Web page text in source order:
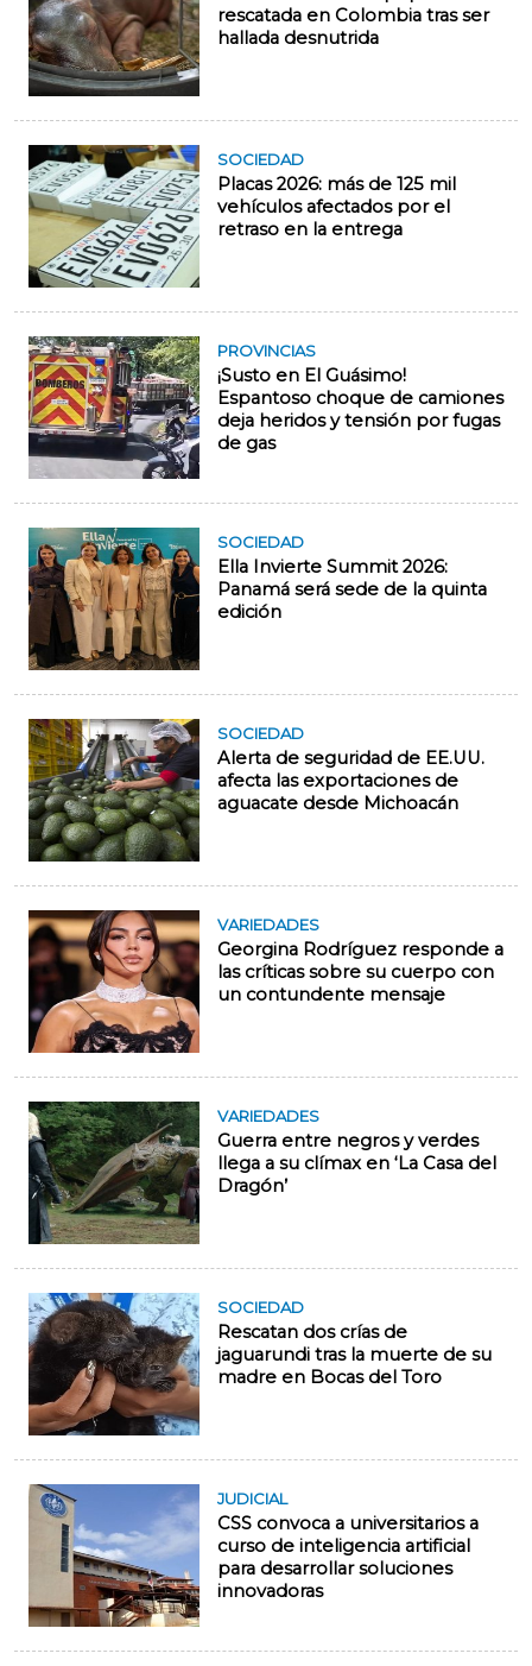
rescatada en Colombia tras ser
hallada desnutrida
SOCIEDAD
Placas 2026: más de 125 mil
vehículos afectados por el
retraso en la entrega
PROVINCIAS
¡Susto en El Guásimo!
Espantoso choque de camiones
deja heridos y tensión por fugas
de gas
SOCIEDAD
Ella Invierte Summit 2026:
Panamá será sede de la quinta
edición
SOCIEDAD
Alerta de seguridad de EE.UU.
afecta las exportaciones de
aguacate desde Michoacán
VARIEDADES
Georgina Rodríguez responde a
las críticas sobre su cuerpo con
un contundente mensaje
VARIEDADES
Guerra entre negros y verdes
llega a su clímax en ‘La Casa del
Dragón’
SOCIEDAD
Rescatan dos crías de
jaguarundi tras la muerte de su
madre en Bocas del Toro
JUDICIAL
CSS convoca a universitarios a
curso de inteligencia artificial
para desarrollar soluciones
innovadoras